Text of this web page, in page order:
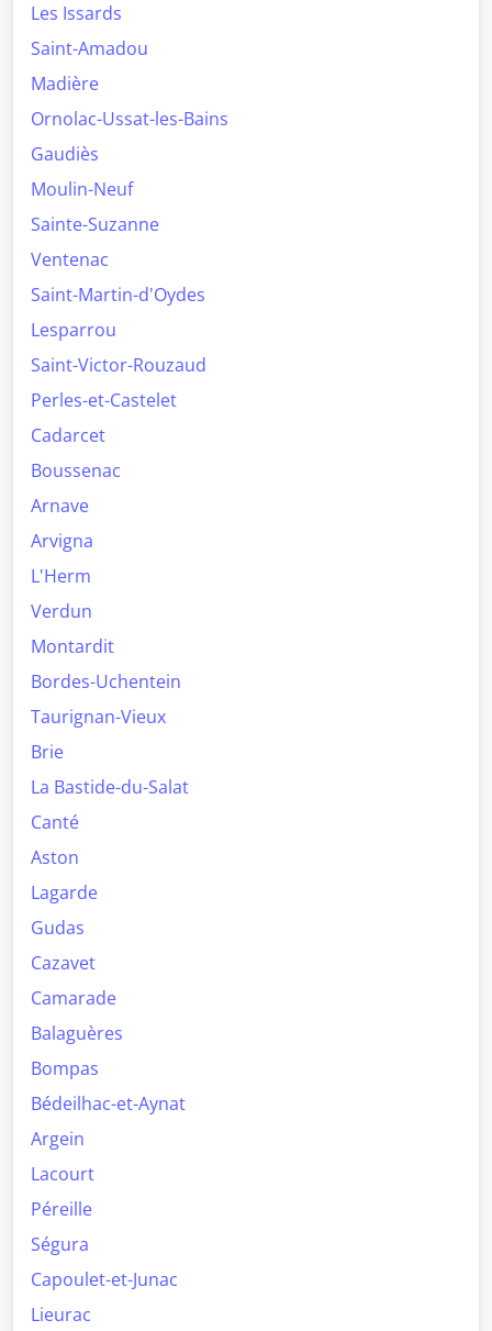
Les Issards
Saint-Amadou
Madière
Ornolac-Ussat-les-Bains
Gaudiès
Moulin-Neuf
Sainte-Suzanne
Ventenac
Saint-Martin-d'Oydes
Lesparrou
Saint-Victor-Rouzaud
Perles-et-Castelet
Cadarcet
Boussenac
Arnave
Arvigna
L'Herm
Verdun
Montardit
Bordes-Uchentein
Taurignan-Vieux
Brie
La Bastide-du-Salat
Canté
Aston
Lagarde
Gudas
Cazavet
Camarade
Balaguères
Bompas
Bédeilhac-et-Aynat
Argein
Lacourt
Péreille
Ségura
Capoulet-et-Junac
Lieurac